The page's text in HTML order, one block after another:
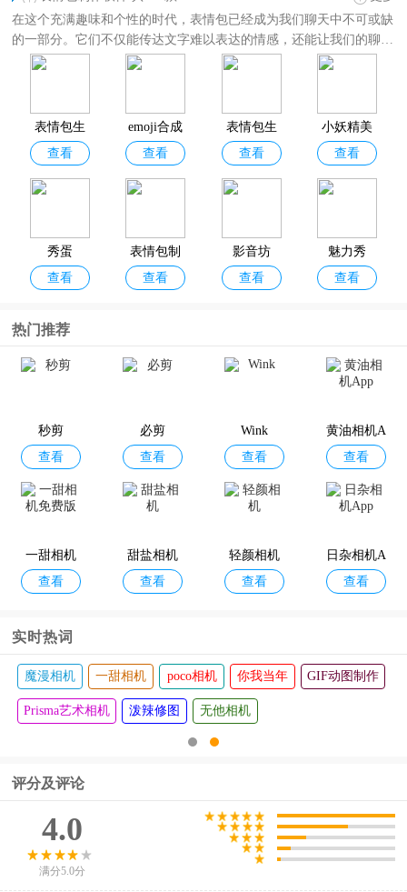
在这个充满趣味和个性的时代，表情包已经成为我们聊天中不可或缺
的一部分。它们不仅能传达文字难以表达的情感，还能让我们的聊天
更加生动有趣。但总感觉表情包不够用？下面小编为大家带来了一些
的表情包，让你的聊天从此与众不同！
表情包生
成
查看
emoji合成
器
查看
表情包生
成器app
查看
小妖精美
化
查看
秀蛋
查看
表情包制
作
查看
影音坊
查看
魅力秀
查看
一个木函
od Box)
熊猫表情
件
暴走P图
Emoji表情
热门推荐
秒剪
查看
必剪
查看
Wink
查看
黄油相机A
pp
查看
一甜相机
免费版
查看
甜盐相机
查看
轻颜相机
查看
日杂相机A
pp
查看
实时热词
魔漫相机 一甜相机 poco相机 你我当年 GIF动图制作
Prisma艺术相机 泼辣修图 无他相机
评分及评论
4.0
满分5.0分